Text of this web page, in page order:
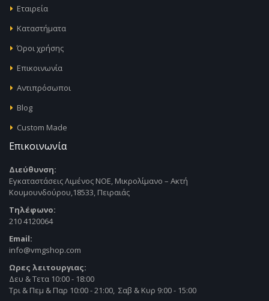
Εταιρεία
Καταστήματα
Όροι χρήσης
Επικοινωνία
Αντιπρόσωποι
Blog
Custom Made
Επικοινωνία
Διεύθυνση:
Εγκαταστάσεις Λιμένος ΝΟΕ, Μικρολίμανο – Ακτή
Κουμουνδούρου,18533, Πειραιάς
Τηλέφωνο:
210 4120064
Email:
info@vmgshop.com
Ωρες λειτουργιας:
Δευ & Τετα 10:00 - 18:00
Τρι & Πεμ & Παρ 10:00 - 21:00, Σαβ & Κυρ 9:00 - 15:00